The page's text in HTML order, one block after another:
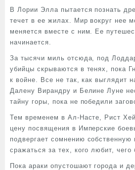
В Лории Элла пытается познать
течет в ее жилах. Мир вокруг нее
меняется вместе с ним. Ее
начинается.
За тысячи миль отсюда, под
убийцы скрываются в тенях, пока
к войне. Все не так, как выглядит
Далену Вирандру и Белине Луне
тайну горы, пока не победили
Тем временем в Ал-Насте, Рист
цену посвящения в Имперские
подвергает сомнению собственную
сражаться за тех, кого любит,
Пока араки опустошают города и